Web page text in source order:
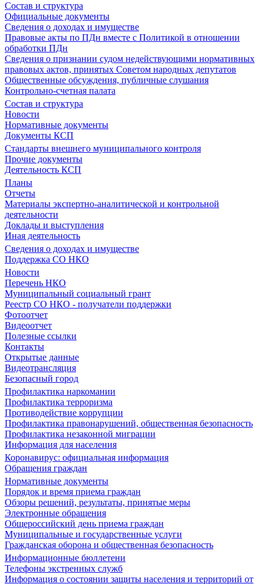
Состав и структура
Официальные документы
Сведения о доходах и имуществе
Правовые акты по ПДн вместе с Политикой в отношении
обработки ПДн
Сведения о признании судом недействующими нормативных
правовых актов, принятых Советом народных депутатов
Общественные обсуждения, публичные слушания
Контрольно-счетная палата
Состав и структура
Новости
Нормативные документы
Документы КСП
Стандарты внешнего муниципального контроля
Прочие документы
Деятельность КСП
Планы
Отчеты
Материалы экспертно-аналитической и контрольной
деятельности
Доклады и выступления
Иная деятельность
Сведения о доходах и имуществе
Поддержка СО НКО
Новости
Перечень НКО
Муниципальный социальный грант
Реестр СО НКО - получатели поддержки
Фотоотчет
Видеоотчет
Полезные ссылки
Контакты
Открытые данные
Видеотрансляция
Безопасный город
Профилактика наркомании
Профилактика терроризма
Противодействие коррупции
Профилактика правонарушений, общественная безопасность
Профилактика незаконной миграции
Информация для населения
Коронавирус: официальная информация
Обращения граждан
Нормативные документы
Порядок и время приема граждан
Обзоры решений, результаты, принятые меры
Электронные обращения
Общероссийский день приема граждан
Муниципальные и государственные услуги
Гражданская оборона и общественная безопасность
Информационные бюллетени
Телефоны экстренных служб
Информация о состоянии защиты населения и территорий от